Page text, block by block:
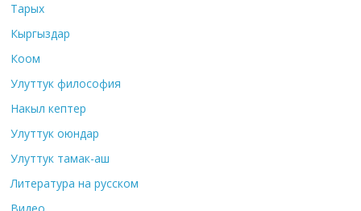
Тарых
Кыргыздар
Коом
Улуттук философия
Накыл кептер
Улуттук оюндар
Улуттук тамак-аш
Литература на русском